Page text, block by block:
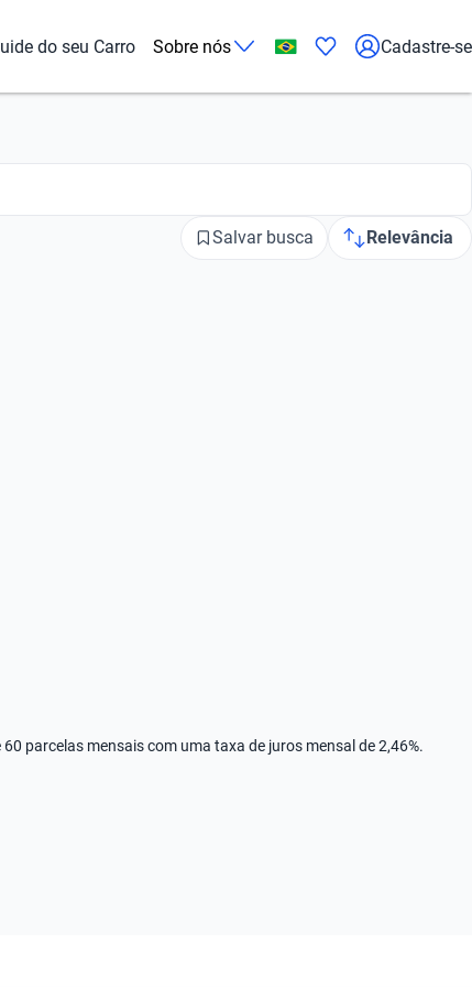
do seu Carro Sobre nós Cadastre-se
Salvar busca Relevância
parcelas mensais com uma taxa de juros mensal de 2,46%.